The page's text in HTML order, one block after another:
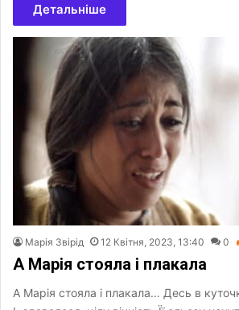
Детальніше
Марія Звірід 12 Квітня, 2023, 13:40 0
А Марія стояла і плакала
А Марія стояла і плакала… Десь в